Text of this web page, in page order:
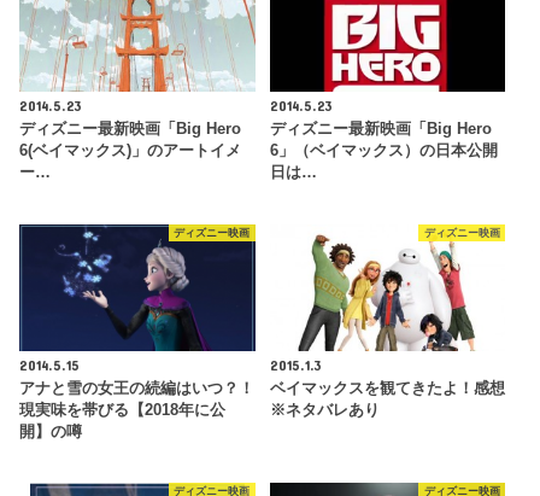
2014.5.23
ディズニー最新映画「Big Hero
6(ベイマックス)」のアートイメ
ー…
2014.5.23
ディズニー最新映画「Big Hero
6」（ベイマックス）の日本公開
日は…
ディズニー映画
2014.5.15
アナと雪の女王の続編はいつ？！
現実味を帯びる【2018年に公
開】の噂
ディズニー映画
2015.1.3
ベイマックスを観てきたよ！感想
※ネタバレあり
ディズニー映画 ディズニー映画